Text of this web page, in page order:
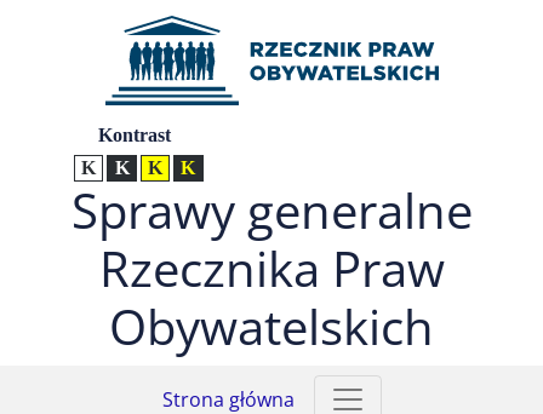
Przejdź do menu głównego (nacisnij Enter)
Przejdź do treści (nacisnij Enter)
Przejdź do mapy serwisu (nacisnij Enter)
UstawieniaKontrast
Kontrast normalny
Kontrast biały tekst na czarnym
Kontrast czarny tekst na żółtym
Sprawy generalne
Rzecznika Praw
Obywatelskich
Strona główna